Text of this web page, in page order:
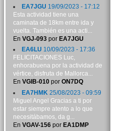
EA7JGU 19/09/2023 - 17:12
Esta actividad tiene una
caminata de 18km entre ida y
vuelta. También es una acti...
En VGJ-093por EA7JGU
EA6LU 10/09/2023 - 17:36
FELICITACIONES Luc,
enhorabuena por la actividad de
vértice, disfruta de Mallorca...
En VGIB-010por ON7DQ
EA7HMK 25/08/2023 - 09:59
Miguel Angel Gracias a ti por
estar siempre atento a lo que
necesitábamos, da g...
En VGAV-156por EA1DMP